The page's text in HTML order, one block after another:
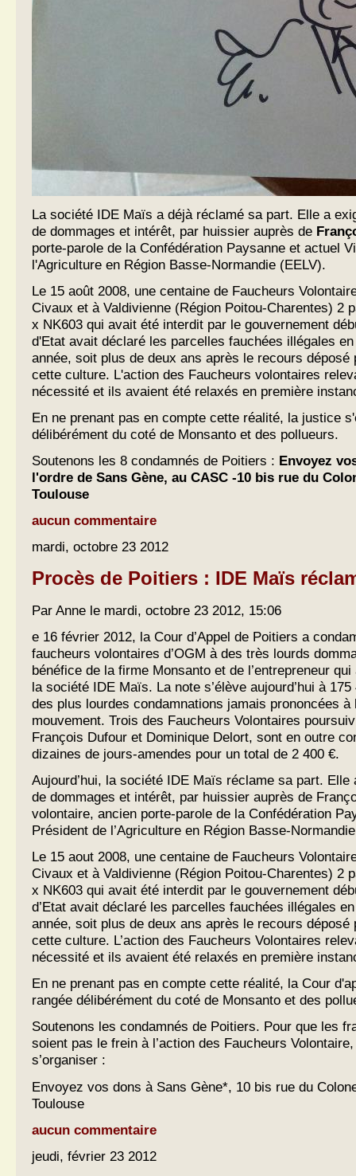
La société IDE Maïs a déjà réclamé sa part. Elle a
de dommages et intérêt, par huissier auprès de
porte-parole de la Confédération Paysanne et actuel
l'Agriculture en Région Basse-Normandie (EELV).
Le 15 août 2008, une centaine de Faucheurs
Civaux et à Valdivienne (Région Poitou-Charentes) 2
x NK603 qui avait été interdit par le gouvernement
d'Etat avait déclaré les parcelles fauchées illégales
année, soit plus de deux ans après le recours déposé
cette culture. L'action des Faucheurs volontaires
nécessité et ils avaient été relaxés en première
En ne prenant pas en compte cette réalité, la justice
délibérément du coté de Monsanto et des pollueurs.
Soutenons les 8 condamnés de Poitiers : Envoyez
l'ordre de Sans Gène, au CASC -10 bis rue du
Toulouse
aucun commentaire
mardi, octobre 23 2012
Procès de Poitiers : IDE Maïs
Par Anne le mardi, octobre 23 2012, 15:06
e 16 février 2012, la Cour d’Appel de Poitiers a
faucheurs volontaires d’OGM à des très lourds
bénéfice de la firme Monsanto et de l’entrepreneur
la société IDE Maïs. La note s’élève aujourd’hui à
des plus lourdes condamnations jamais prononcées à
mouvement. Trois des Faucheurs Volontaires
François Dufour et Dominique Delort, sont en outre
dizaines de jours-amendes pour un total de 2 400 €.
Aujourd’hui, la société IDE Maïs réclame sa part. Elle
de dommages et intérêt, par huissier auprès de
volontaire, ancien porte-parole de la Confédération
Président de l’Agriculture en Région Basse-
Le 15 aout 2008, une centaine de Faucheurs
Civaux et à Valdivienne (Région Poitou-Charentes) 2
x NK603 qui avait été interdit par le gouvernement
d’Etat avait déclaré les parcelles fauchées illégales
année, soit plus de deux ans après le recours déposé
cette culture. L’action des Faucheurs Volontaires
nécessité et ils avaient été relaxés en première
En ne prenant pas en compte cette réalité, la Cour
rangée délibérément du coté de Monsanto et des
Soutenons les condamnés de Poitiers. Pour que les
soient pas le frein à l’action des Faucheurs
s’organiser :
Envoyez vos dons à Sans Gène*, 10 bis rue du
Toulouse
aucun commentaire
jeudi, février 23 2012